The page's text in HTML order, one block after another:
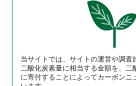
当サイトでは、サイトの運営や調査
二酸化炭素量に相当する金額を、二
に寄付することによってカーボンニ